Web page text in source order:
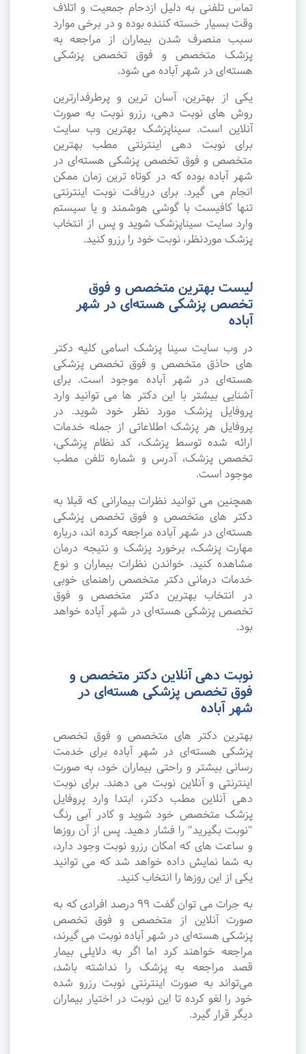
تماس تلفنی به دلیل ازدحام جمعیت و اتلاف
وقت بسیار خسته کننده بوده و در برخی موارد
سبب منصرف شدن بیماران از مراجعه به
پزشک متخصص و فوق تخصص پزشکی
هسته‌ای در شهر آباده می شود.
یکی از بهترین، آسان ترین و پرطرفدارترین
روش های نوبت دهی، رزرو نوبت به صورت
آنلاین است. سیناپزشک بهترین وب سایت
برای نوبت دهی اینترنتی مطب بهترین
متخصص و فوق تخصص پزشکی هسته‌ای در
شهر آباده بوده که در کوتاه ترین زمان ممکن
انجام می گیرد. برای دریافت نوبت اینترنتی
تنها کافیست با گوشی هوشمند و یا سیستم
وارد سایت سیناپزشک شوید و پس از انتخاب
پزشک موردنظر، نوبت خود را رزرو کنید.
لیست بهترین متخصص و فوق
تخصص پزشکی هسته‌ای در شهر
آباده
در وب سایت سینا پزشک اسامی کلیه دکتر
های حاذق متخصص و فوق تخصص پزشکی
هسته‌ای در شهر آباده موجود است. برای
آشنایی بیشتر با این دکتر ها می توانید وارد
پروفایل پزشک مورد نظر خود شوید. در
پروفایل هر پزشک اطلاعاتی از جمله خدمات
ارائه شده توسط پزشک، کد نظام پزشکی،
تخصص پزشک، آدرس و شماره تلفن مطب
موجود است.
همچنین می توانید نظرات بیمارانی که قبلا به
دکتر های متخصص و فوق تخصص پزشکی
هسته‌ای در شهر آباده مراجعه کرده اند، درباره
مهارت پزشک، برخورد پزشک و نتیجه درمان
مشاهده کنید. خواندن نظرات بیماران و نوع
خدمات درمانی دکتر متخصص راهنمای خوبی
در انتخاب بهترین دکتر متخصص و فوق
تخصص پزشکی هسته‌ای در شهر آباده خواهد
بود.
نوبت دهی آنلاین دکتر متخصص و
فوق تخصص پزشکی هسته‌ای در
شهر آباده
بهترین دکتر های متخصص و فوق تخصص
پزشکی هسته‌ای در شهر آباده برای خدمت
رسانی بیشتر و راحتی بیماران خود، به صورت
اینترنتی و آنلاین نوبت می دهند. برای نوبت
دهی آنلاین مطب دکتر، ابتدا وارد پروفایل
پزشک متخصص خود شوید و کادر آبی رنگ
"نوبت بگیرید" را فشار دهید. پس از آن روزها
و ساعت های که امکان رزرو نوبت وجود دارد،
به شما نمایش داده خواهد شد که می توانید
یکی از این روزها را انتخاب کنید.
به جرات می‌ توان گفت ۹۹ درصد افرادی که به
صورت آنلاین از متخصص و فوق تخصص
پزشکی هسته‌ای در شهر آباده نوبت می گیرند،
مراجعه خواهند کرد اما اگر به دلایلی بیمار
قصد مراجعه به پزشک را نداشته باشد،
می‌تواند به صورت اینترنتی نوبت رزرو شده
خود را لغو کرده تا این نوبت در اختیار بیماران
دیگر قرار گیرد.